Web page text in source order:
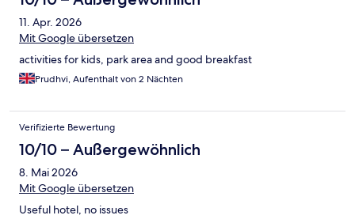
11. Apr. 2026
Mit Google übersetzen
activities for kids, park area and good breakfast
Prudhvi, Aufenthalt von 2 Nächten
Verifizierte Bewertung
10/10 – Außergewöhnlich
8. Mai 2026
Mit Google übersetzen
Useful hotel, no issues